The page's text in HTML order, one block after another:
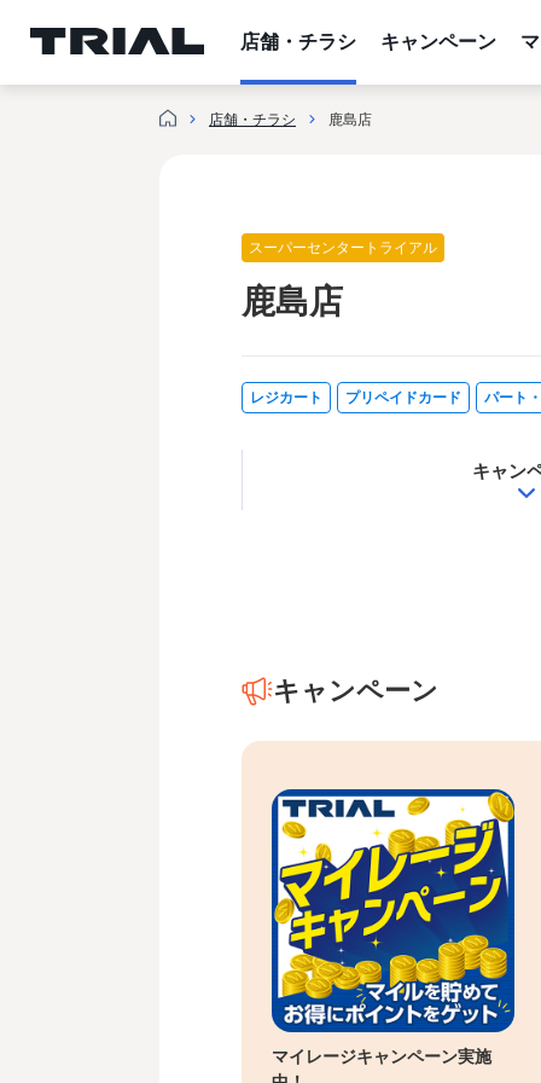
店舗・チラシ キャンペーン
店舗・チラシ 鹿島店
スーパーセンタートライアル
鹿島店
レジカート プリペイドカード パート
キャン
キャンペーン
マイレージキャンペーン実施